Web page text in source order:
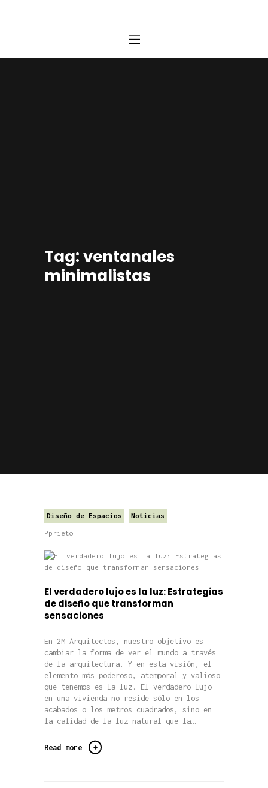
Tag: ventanales
minimalistas
Diseño de Espacios Noticias
Pprieto
El verdadero lujo es la luz: Estrategias
de diseño que transforman
sensaciones
En 2M Arquitectos, nuestro objetivo es
cambiar la forma de ver el mundo a través
de la arquitectura. Y en esta visión, el
elemento más poderoso, atemporal y valioso
que tenemos es la luz. El verdadero lujo
en una vivienda no reside sólo en los
acabados o los metros cuadrados, sino en
la calidad de la luz natural que la…
Read more